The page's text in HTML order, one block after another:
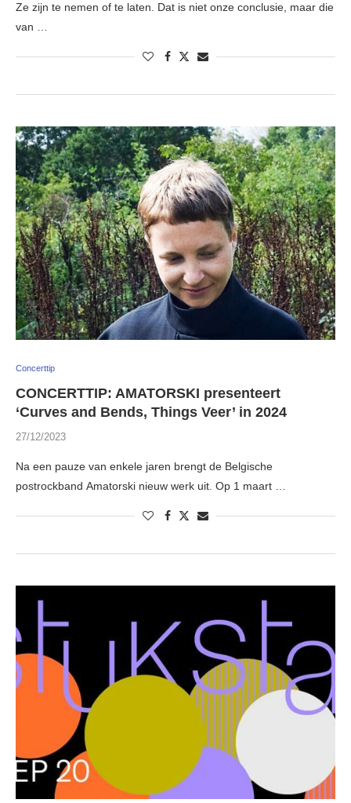
Ze zijn te nemen of te laten. Dat is niet onze conclusie, maar die
van …
Concerttip
CONCERTTIP: AMATORSKI presenteert
‘Curves and Bends, Things Veer’ in 2024
27/12/2023
Na een pauze van enkele jaren brengt de Belgische
postrockband Amatorski nieuw werk uit. Op 1 maart …